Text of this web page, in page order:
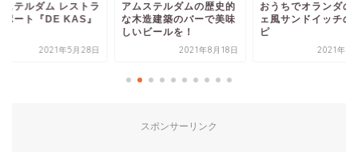
ステルダムの歴史的
造建築のバーで美味
2021年8月18日
おうちでオランダのカフ
ェ風サンドイッチのレシ
ピ
2021年6月15日
アムステルダム レ
ンレポート『No
Rules』
2021年5
スポンサーリンク